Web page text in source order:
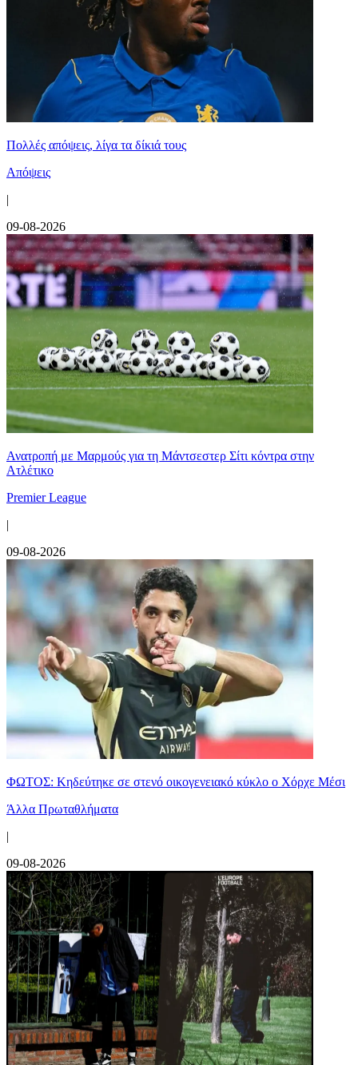
Πολλές απόψεις, λίγα τα δίκιά τους
Απόψεις
|
09-08-2026
Ανατροπή με Μαρμούς για τη Μάντσεστερ Σίτι κόντρα στην
Ατλέτικο
Premier League
|
09-08-2026
ΦΩΤΟΣ: Κηδεύτηκε σε στενό οικογενειακό κύκλο ο Χόρχε Μέσι
Άλλα Πρωταθλήματα
|
09-08-2026